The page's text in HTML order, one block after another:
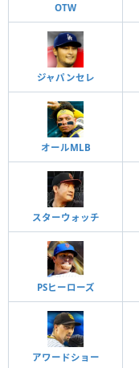
OTW
ジャパンセレ
オールMLB
スターウォッチ
PSヒーローズ
アワードショー